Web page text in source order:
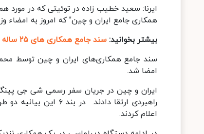
ایرنا: سعید خطیب زاده در توئیتی که در مورد
همکاری جامع ایران و چین" که امروز به امضاء
بیشتر بخوانید: سند جامع همکاری های ۲۵ ساله ایران و چین امضا شد
سند جامع همکاری‌های ایران و چین توسط
امضا شد.
راهبردی ارتقا
اعلام کردند.